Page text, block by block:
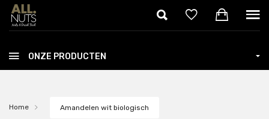
Skip to main content
ONZE PRODUCTEN
Home Amandelen wit biologisch